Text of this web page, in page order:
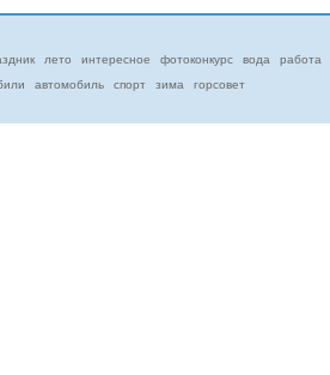
лето интересное фотоконкурс вода работа
автомобиль спорт зима горсовет